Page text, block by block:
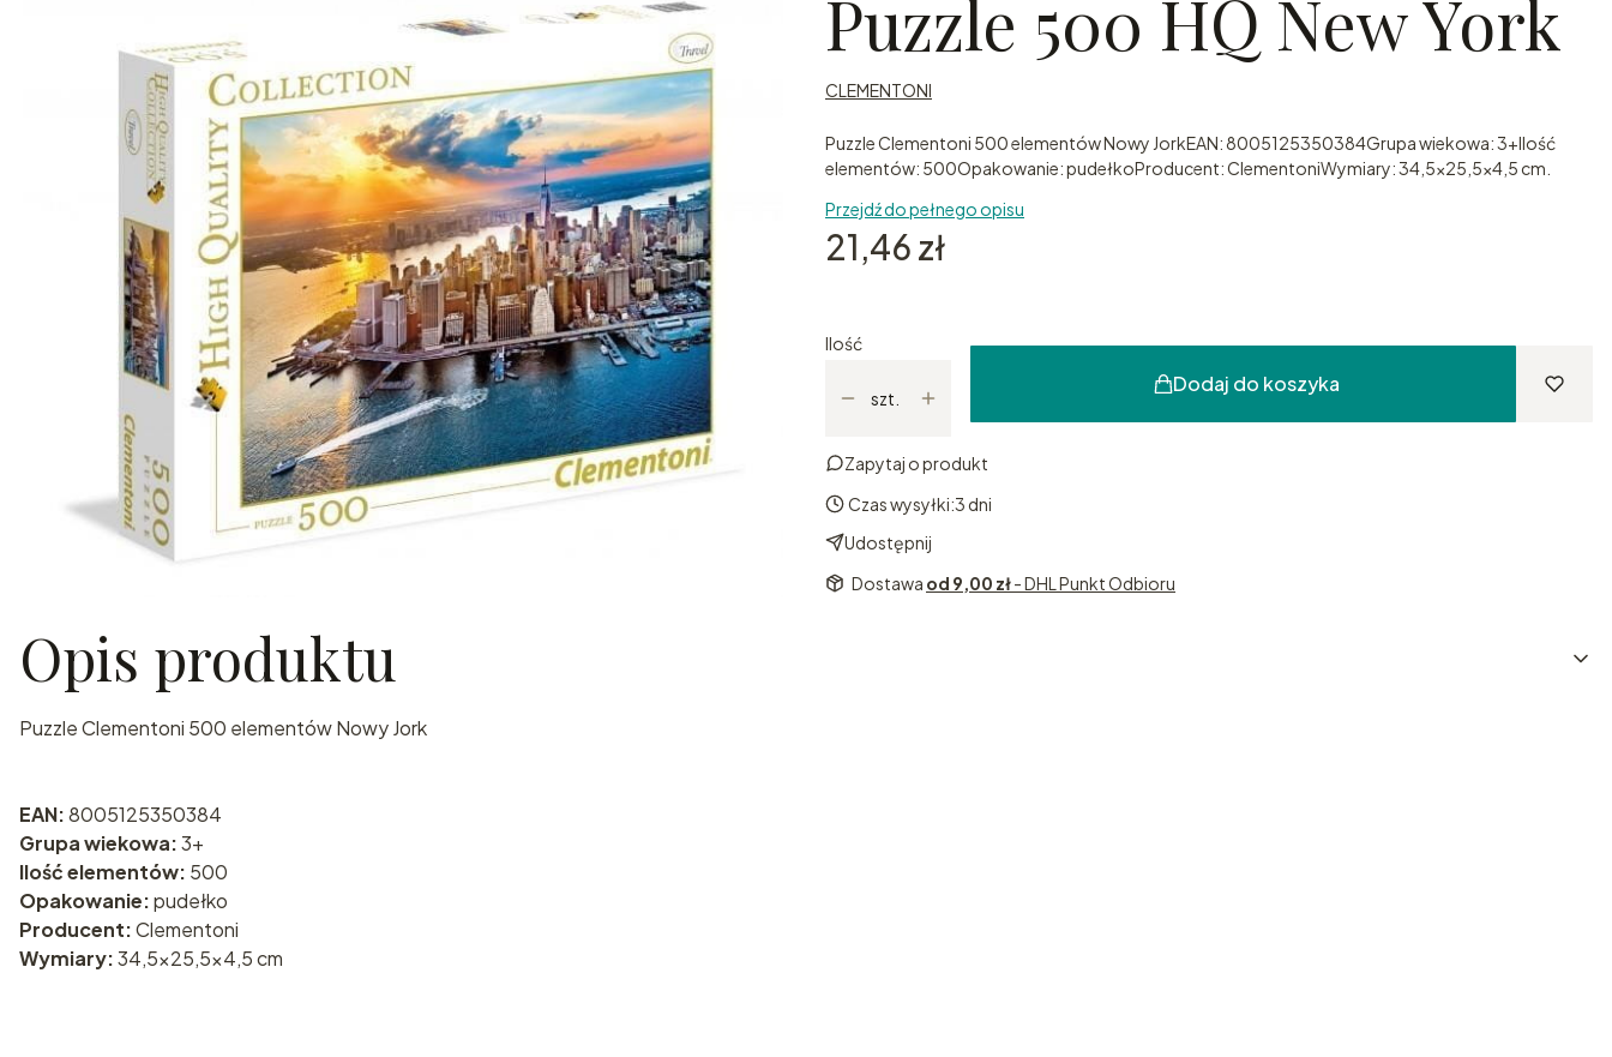
Puzzle 500 HQ New York
CLEMENTONI
Puzzle Clementoni 500 elementów Nowy JorkEAN: 8005125350384Grupa wiekowa: 3+Ilość
elementów: 500Opakowanie: pudełkoProducent: ClementoniWymiary: 34,5x25,5x4,5 cm.
Przejdź do pełnego opisu
Cena
21,46 zł
Ilość
szt.
Dodaj do koszyka
Zapytaj o produkt
Czas wysyłki:3 dni
Udostępnij
Dostawa od 9,00 zł- DHL Punkt Odbioru
Opis produktu
Puzzle Clementoni 500 elementów Nowy Jork
EAN:8005125350384
Grupa wiekowa:3+
Ilość elementów: 500
Opakowanie:pudełko
Producent:Clementoni
Wymiary:34,5x25,5x4,5 cm